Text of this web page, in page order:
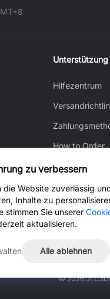
Unterstützung
Hilfezentrum
How to Order
How to Track
Kundendienst
Kontaktiere
© 2026
zu verbessern
Website zuverlässig
Inhalte zu
stimmen Sie unserer
aktualisieren.
Alle ablehnen